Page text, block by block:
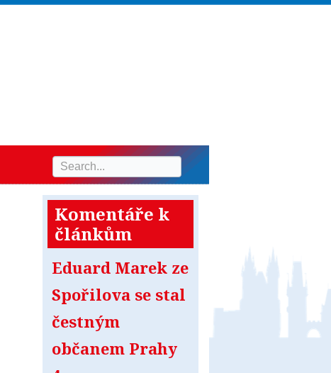
Komentáře k
článkům
Eduard Marek ze
Spořilova se stal
čestným
občanem Prahy